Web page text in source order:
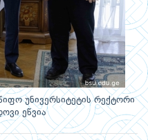
უნივერსიტეტის რექტორი
ეწვია